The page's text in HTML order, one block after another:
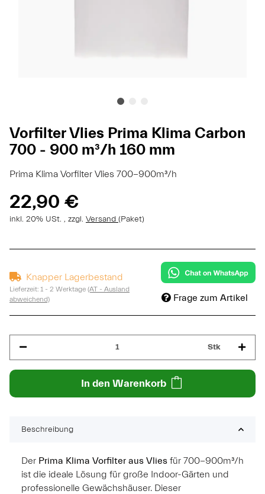
Vorfilter Vlies Prima Klima Carbon
700 - 900 m³/h 160 mm
Prima Klima Vorfilter Vlies 700-900m³/h
22,90 €
inkl. 20% USt. , zzgl. Versand (Paket)
Knapper Lagerbestand
Lieferzeit: 1 - 2 Werktage (AT - Ausland
abweichend)
Frage zum Artikel
Stk
In den Warenkorb
Beschreibung
Der Prima Klima Vorfilter aus Vlies für 700-900m³/h
ist die ideale Lösung für große Indoor-Gärten und
professionelle Gewächshäuser. Dieser